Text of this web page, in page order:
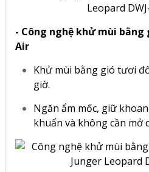
- Công nghệ khử mùi
Air
Khử mùi bằng gió tươi
giờ.
Ngăn ẩm mốc, giữ
khuẩn và không cần mở